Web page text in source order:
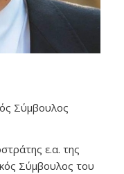
Σύμβουλος
ε.α. της
Σύμβουλος του